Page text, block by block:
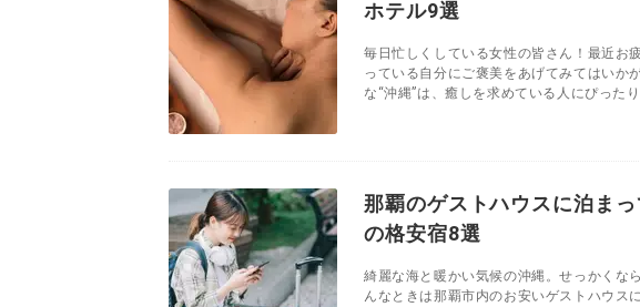
ホテル9選
毎日忙しくしている女性の皆さん！最近お
っている自分にご褒美をあげてみてはいか
な“沖縄”は、癒しを求めている人にぴった
那覇のゲストハウスに泊ま
の格安宿8選
綺麗な海と暖かい気候の沖縄。せっかくな
んなときは那覇市内のお安いゲストハウス